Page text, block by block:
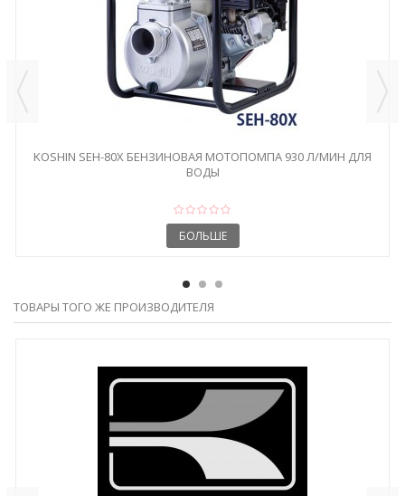
KOSHIN SEH-80X БЕНЗИНОВАЯ МОТОПОМПА 930 Л/МИН ДЛЯ
ВОДЫ
БОЛЬШЕ
ТОВАРЫ ТОГО ЖЕ ПРОИЗВОДИТЕЛЯ